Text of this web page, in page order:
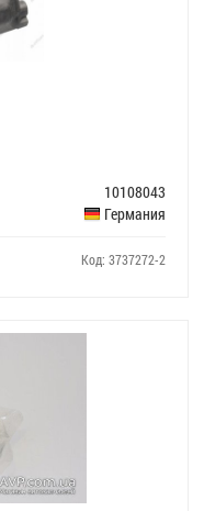
10108043
Германия
Код: 3737272-2